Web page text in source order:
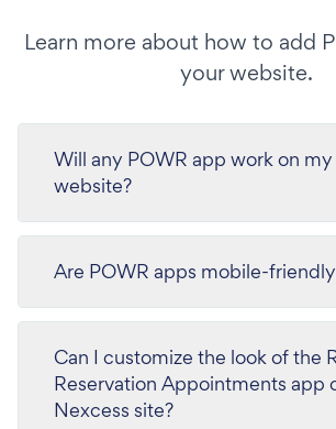
Learn more about how to add
your website.
Will any POWR app work on
website?
Are POWR apps mobile-
Can I customize the look of the
Reservation Appointments app
Nexcess site?